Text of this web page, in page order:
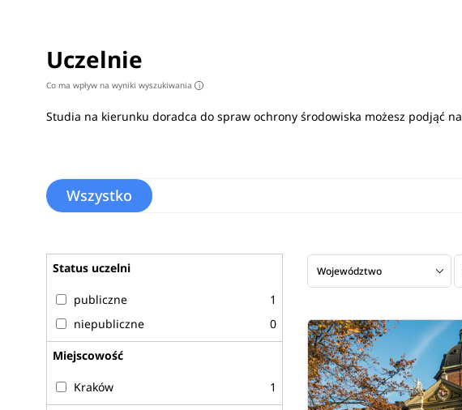
Uczelnie
Co ma wpływ na wyniki wyszukiwania i
Studia na kierunku doradca do spraw ochrony środowiska możesz podjąć na
Wszystko
Województwo
Status uczelni
publiczne
1
niepubliczne
0
Miejscowość
Kraków 1